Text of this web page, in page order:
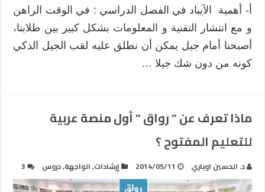
أ- أهمية الآيباد في الفصل الدراسي : في الوقت الراهن
و مع انتشار التقنية و المعلومات بشكل كبير بين طلابنا،
أصبحنا أمام جيل يمكن أن نطلق عليه لقب الجيل الذكي
كونه من دون شك جيلا …
ماذا تعرف عن ” رواق ” أول منصة عربية
للتعليم المفتوح ؟
د. الحسين اوباري 2014/05/11 إرشادات,الواجهة,دروس 3